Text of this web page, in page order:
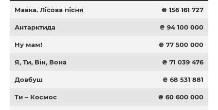
Мавка. Лісова пісня ₴ 156 161 727
Антарктида ₴ 94 100 000
Ну мам! ₴ 77 500 000
Я, Ти, Він, Вона ₴ 71 039 476
Довбуш ₴ 68 531 881
Ти – Космос ₴ 60 600 000